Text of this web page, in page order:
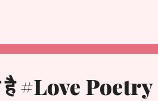
#Love Poetry